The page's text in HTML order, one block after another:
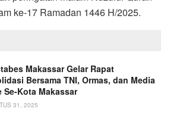
ke-17 Ramadan 1446 H/2025.
Makassar Gelar Rapat
Bersama TNI, Ormas, dan Media
Se-Kota Makassar
31, 2025